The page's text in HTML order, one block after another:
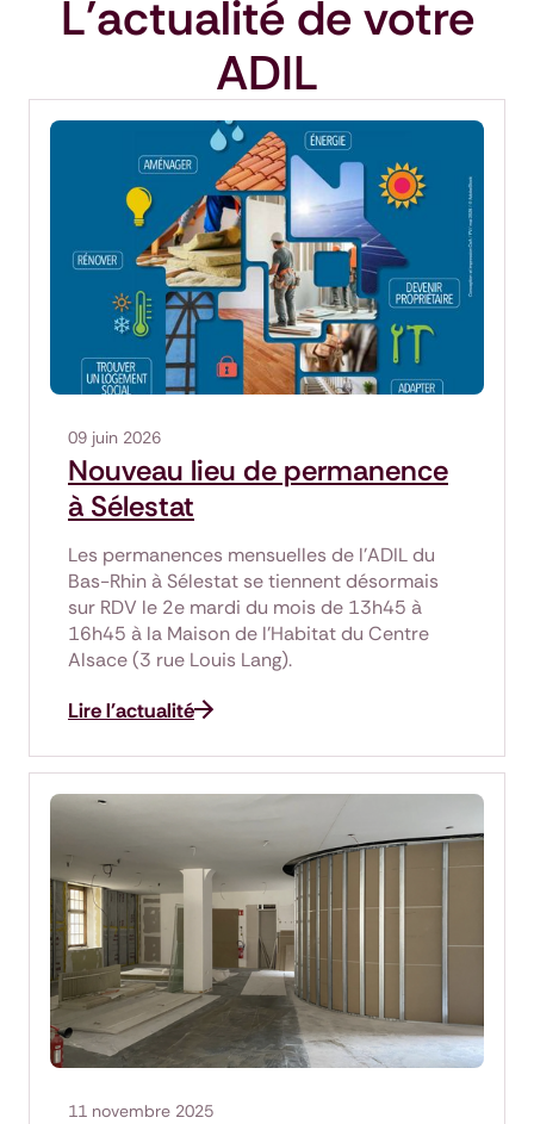
L'actualité de votre
ADIL
Nouveau lieu de permanence
à Sélestat
09 juin 2026
Les permanences mensuelles de l’ADIL du
Bas-Rhin à Sélestat se tiennent désormais
sur RDV le 2e mardi du mois de 13h45 à
16h45 à la Maison de l’Habitat du Centre
Alsace (3 rue Louis Lang).
Lire l'actualité
11 novembre 2025